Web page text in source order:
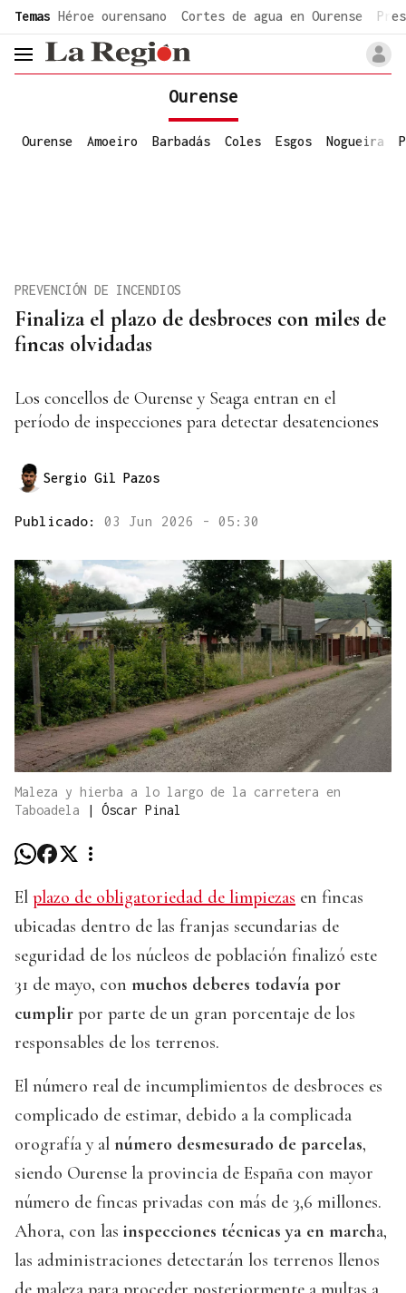
common.go-to-content
Temas Héroe ourensano Cortes de agua en Ourense
header.menu.open
Ourense
Ourense Amoeiro Barbadás Coles Esgos Nogueira
Finaliza el plazo de desbroces con miles de
fincas olvidadas
PREVENCIÓN DE INCENDIOS
Los concellos de Ourense y Seaga entran en el
período de inspecciones para detectar desatenciones
Sergio Gil Pazos
Publicado: 03 Jun 2026 - 05:30
Maleza y hierba a lo largo de la carretera en
Taboadela
| Óscar Pinal
El plazo de obligatoriedad de limpiezas en fincas
ubicadas dentro de las franjas secundarias de
seguridad de los núcleos de población finalizó este
31 de mayo, con muchos deberes todavía por
cumplir por parte de un gran porcentaje de los
responsables de los terrenos.
El número real de incumplimientos de desbroces es
complicado de estimar, debido a la complicada
orografía y al número desmesurado de parcelas,
siendo Ourense la provincia de España con mayor
número de fincas privadas con más de 3,6 millones.
Ahora, con las inspecciones técnicas ya en marcha,
las administraciones detectarán los terrenos llenos